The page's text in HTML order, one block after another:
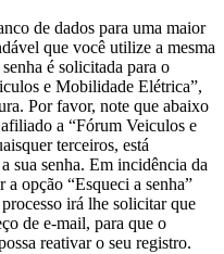
de dados para uma maior
que você utilize a mesma
é solicitada para o
e Mobilidade Elétrica”,
Por favor, note que abaixo
a “Fórum Veiculos e
terceiros, está
sua senha. Em incidência da
a opção “Esqueci a senha”
irá lhe solicitar que
de e-mail, para que o
reativar o seu registro.